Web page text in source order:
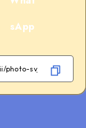
sApp